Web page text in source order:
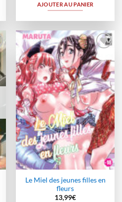
AJOUTER AU PANIER
Ajouter
à la
wishlist
Le Miel des jeunes filles en
fleurs
13,99€